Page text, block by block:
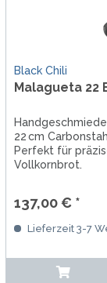
Black Chili
Malagueta 22
22 cm
Perfekt für
Vollkornbrot.
137,00 € *
Lieferzeit 3-7